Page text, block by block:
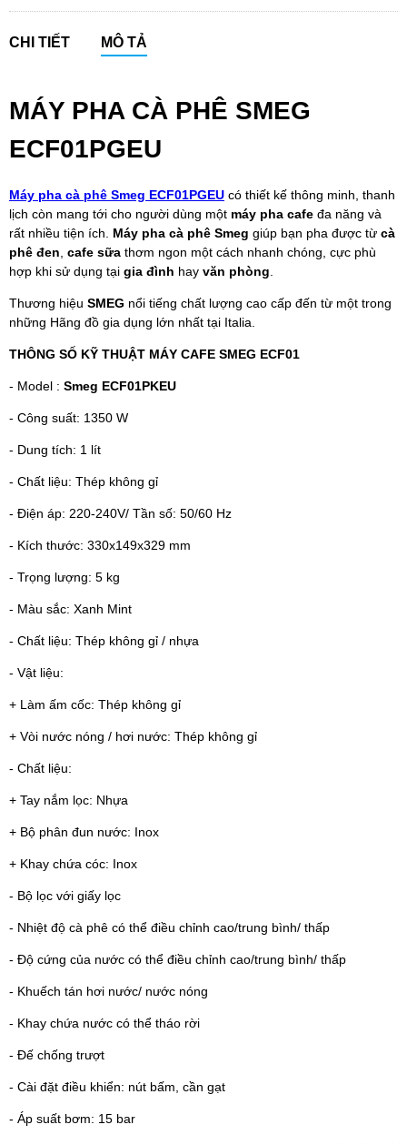
CHI TIẾT MÔ TẢ
MÁY PHA CÀ PHÊ SMEG
ECF01PGEU
Máy pha cà phê Smeg ECF01PGEU có thiết kế thông minh, thanh
lịch còn mang tới cho người dùng một máy pha cafe đa năng và
rất nhiều tiện ích. Máy pha cà phê Smeg giúp bạn pha được từ cà
phê đen cafe sữa thơm ngon một cách nhanh chóng, cực phù
hợp khi sử dụng tại gia đình hay văn phòng
Thương hiệu SMEG nổi tiếng chất lượng cao cấp đến từ một trong
những Hãng đồ gia dụng lớn nhất tại Italia.
THÔNG SỐ KỸ THUẬT MÁY CAFE SMEG ECF01
- Model : Smeg ECF01PKEU
- Công suất: 1350 W
- Dung tích: 1 lít
- Chất liệu: Thép không gỉ
- Điện áp: 220-240V/ Tần số: 50/60 Hz
- Kích thước: 330x149x329 mm
- Trọng lượng: 5 kg
- Màu sắc: Xanh Mint
- Chất liệu: Thép không gỉ / nhựa
- Vật liệu:
+ Làm ấm cốc: Thép không gỉ
+ Vòi nước nóng / hơi nước: Thép không gỉ
- Chất liệu:
+ Tay nắm lọc: Nhựa
+ Bộ phân đun nước: Inox
+ Khay chứa cóc: Inox
- Bộ lọc với giấy lọc
- Nhiệt độ cà phê có thể điều chỉnh cao/trung bình/ thấp
- Độ cứng của nước có thể điều chỉnh cao/trung bình/ thấp
- Khuếch tán hơi nước/ nước nóng
- Khay chứa nước có thể tháo rời
- Đế chống trượt
- Cài đặt điều khiển: nút bấm, cần gạt
- Áp suất bơm: 15 bar